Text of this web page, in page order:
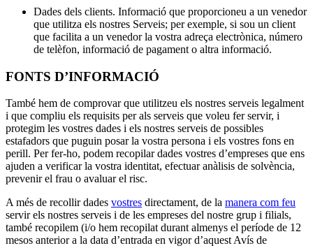
Màrqueting
Square AI
Targetes regal
Photo Studio
Descobrir
Gestió de torns
Gestió de permisos i accessos
Descobrir
Dades dels clients. Informació que proporcioneu a un venedor
que utilitza els nostres Serveis; per exemple, si sou un client
que facilita a un venedor la vostra adreça electrònica, número
de telèfon, informació de pagament o altra informació.
FONTS D’INFORMACIÓ
També hem de comprovar que utilitzeu els nostres serveis legalment
i que compliu els requisits per als serveis que voleu fer servir, i
protegim les vostres dades i els nostres serveis de possibles
estafadors que puguin posar la vostra persona i els vostres fons en
perill. Per fer-ho, podem recopilar dades vostres d’empreses que ens
ajuden a verificar la vostra identitat, efectuar anàlisis de solvència,
prevenir el frau o avaluar el risc.
A més de recollir dades vostres directament, de la manera com feu
servir els nostres serveis i de les empreses del nostre grup i filials,
també recopilem (i/o hem recopilat durant almenys el període de 12
mesos anterior a la data d’entrada en vigor d’aquest Avís de